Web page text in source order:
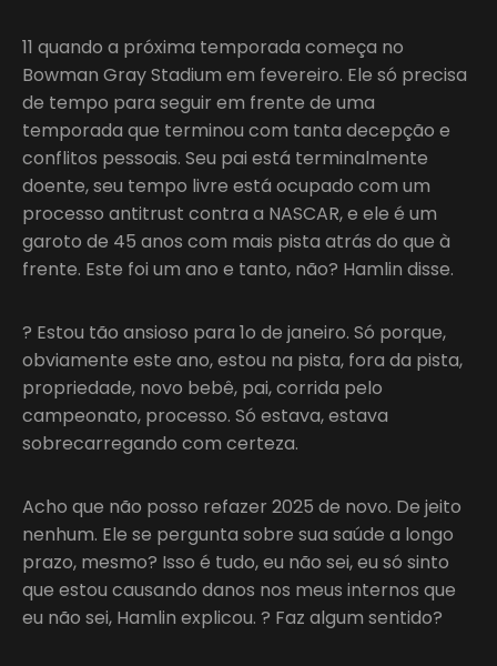
11 quando a próxima temporada começa no
Bowman Gray Stadium em fevereiro. Ele só precisa
de tempo para seguir em frente de uma
temporada que terminou com tanta decepção e
conflitos pessoais. Seu pai está terminalmente
doente, seu tempo livre está ocupado com um
processo antitrust contra a NASCAR, e ele é um
garoto de 45 anos com mais pista atrás do que à
frente. Este foi um ano e tanto, não? Hamlin disse.
? Estou tão ansioso para 1o de janeiro. Só porque,
obviamente este ano, estou na pista, fora da pista,
propriedade, novo bebê, pai, corrida pelo
campeonato, processo. Só estava, estava
sobrecarregando com certeza.
Acho que não posso refazer 2025 de novo. De jeito
nenhum. Ele se pergunta sobre sua saúde a longo
prazo, mesmo? Isso é tudo, eu não sei, eu só sinto
que estou causando danos nos meus internos que
eu não sei, Hamlin explicou. ? Faz algum sentido?